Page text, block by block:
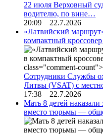
22 июля Верховный
водителю, по вине…
20:09 22.7.2026
«Латвийский
компактный кроссовер
Сотрудники Службы
Литвы (VSAT) с
17:38 22.7.2026
Мать 8 детей
вместо тюрьмы —